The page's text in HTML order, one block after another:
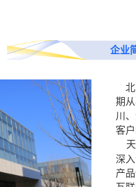
企业
北
期
川
客
天
深
产